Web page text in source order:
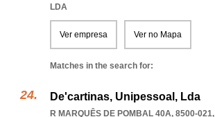
LDA
Ver empresa Ver no Mapa
Matches in the search for:
De'cartinas, Unipessoal, Lda
R MARQUÊS DE POMBAL 40A, 8500-021,